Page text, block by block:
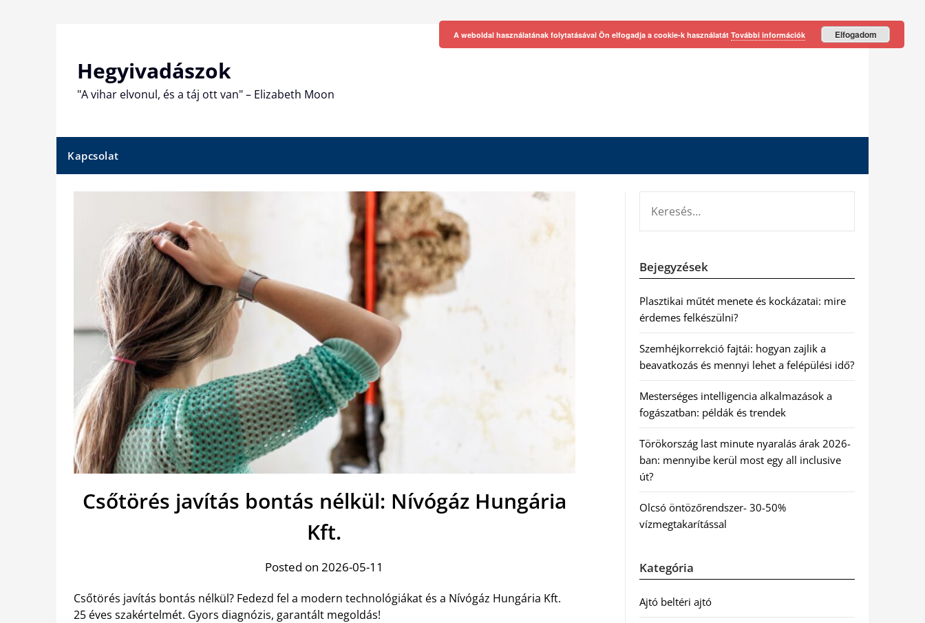
Hegyivadászok
"A vihar elvonul, és a táj ott van" – Elizabeth Moon
Kapcsolat
Csőtörés javítás bontás nélkül: Nívógáz Hungária
Kft.
Posted on 2026-05-11
Csőtörés javítás bontás nélkül? Fedezd fel a modern technológiákat és a Nívógáz Hungária Kft.
25 éves szakértelmét. Gyors diagnózis, garantált megoldás!
Bejegyzések
Plasztikai műtét menete és kockázatai: mire
érdemes felkészülni?
Szemhéjkorrekció fajtái: hogyan zajlik a
beavatkozás és mennyi lehet a felépülési idő?
Mesterséges intelligencia alkalmazások a
fogászatban: példák és trendek
Törökország last minute nyaralás árak 2026-
ban: mennyibe kerül most egy all inclusive
út?
Olcsó öntözőrendszer- 30-50%
vízmegtakarítással
Kategória
Ajtó beltéri ajtó
A weboldal használatának folytatásával Ön elfogadja a cookie-k használatát További információk Elfogadom